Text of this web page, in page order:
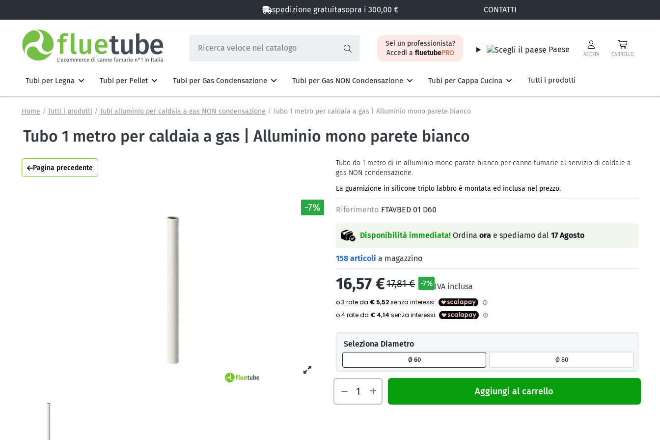
spedizione gratuitasopra i 300,00 € CONTATTI
Sei un professionista?
Accedi a fluetubePRO Paese
ACCEDI CARRELLO
Tubi per Legna Tubi per Pellet Tubi per Gas Condensazione Tubi per Gas NON Condensazione Tubi per Cappa Cucina Tutti i prodotti
Home Tutti i prodotti Tubi alluminio per caldaia a gas NON condensazione Tubo 1 metro per caldaia a gas | Alluminio mono parete bianco
Tubo 1 metro per caldaia a gas | Alluminio mono parete bianco
Pagina precedente
-7%
Tubo da 1 metro di in alluminio mono parate bianco per canne fumarie al servizio di caldaie a
gas NON condensazione.
La guarnizione in silicone triplo labbro è montata ed inclusa nel prezzo.
Riferimento FTAVBED 01 D60
Disponibilità immediata! Ordina ora e spediamo dal 17 Agosto
158 articoli a magazzino
16,57 €17,81 € -7% IVA inclusa
Seleziona Diametro
Ø 60 Ø 80
Aggiungi al carrello